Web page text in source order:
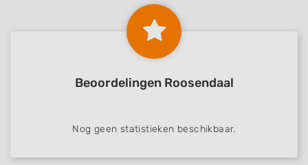
Beoordelingen Roosendaal
Nog geen statistieken beschikbaar.